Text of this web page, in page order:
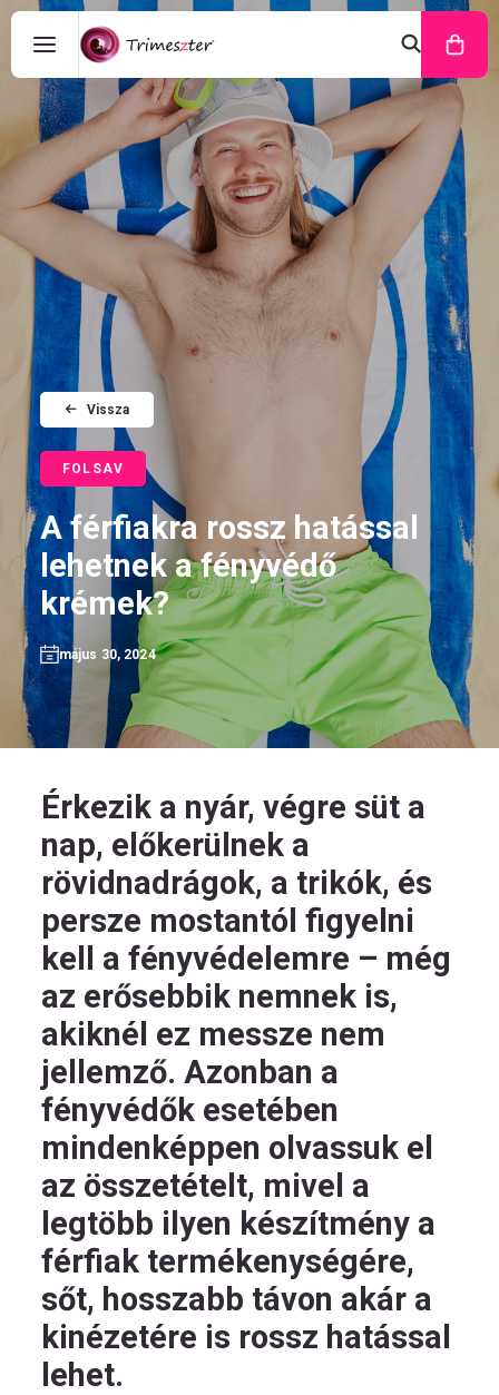
HU
Kövess
minket!
Vissza
FOLSAV
A férfiakra rossz hatással
lehetnek a fényvédő
krémek?
május 30, 2024
Érkezik a nyár, végre süt a
nap, előkerülnek a
rövidnadrágok, a trikók, és
persze mostantól figyelni
kell a fényvédelemre – még
az erősebbik nemnek is,
akiknél ez messze nem
jellemző. Azonban a
fényvédők esetében
mindenképpen olvassuk el
az összetételt, mivel a
legtöbb ilyen készítmény a
férfiak termékenységére,
sőt, hosszabb távon akár a
kinézetére is rossz hatással
lehet.